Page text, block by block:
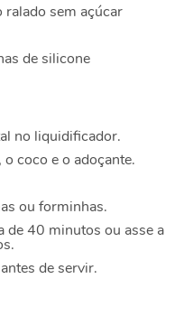
ralado sem açúcar
de silicone
no liquidificador.
coco e o adoçante.
ou forminhas.
de 40 minutos ou asse a
de servir.